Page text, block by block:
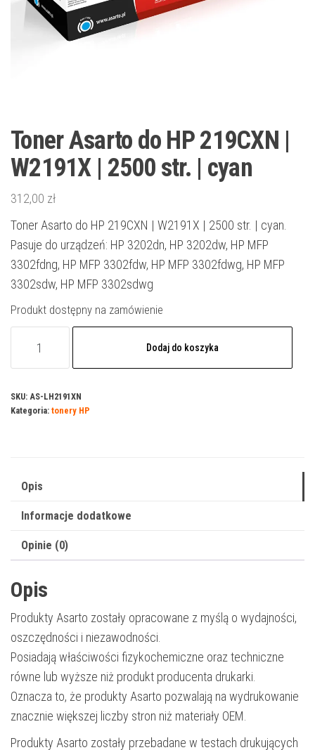
Toner Asarto do HP 219CXN |
W2191X | 2500 str. | cyan
312,00 zł
Toner Asarto do HP 219CXN | W2191X | 2500 str. | cyan.
Pasuje do urządzeń: HP 3202dn, HP 3202dw, HP MFP
3302fdng, HP MFP 3302fdw, HP MFP 3302fdwg, HP MFP
3302sdw, HP MFP 3302sdwg
Produkt dostępny na zamówienie
do
HP
2500
Dodaj do koszyka
SKU: AS-LH2191XN
Kategoria: tonery HP
Opis
Informacje dodatkowe
Opinie (0)
Opis
Produkty Asarto zostały opracowane z myślą o wydajności,
oszczędności i niezawodności.
Posiadają właściwości fizykochemiczne oraz techniczne
równe lub wyższe niż produkt producenta drukarki.
Oznacza to, że produkty Asarto pozwalają na wydrukowanie
znacznie większej liczby stron niż materiały OEM.
Produkty Asarto zostały przebadane w testach drukujących